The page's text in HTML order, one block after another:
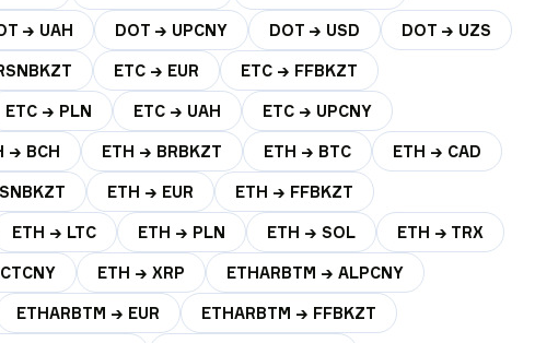
→ UAH DOT → UPCNY DOT → USD DOT → UZS
ETC → EUR ETC → FFBKZT
ETC → PLN ETC → UAH ETC → UPCNY
→ BCH ETH → BRBKZT ETH → BTC ETH → CAD
ETH → EUR ETH → FFBKZT
ETH → LTC ETH → PLN ETH → SOL ETH → TRX
ETH → XRP ETHARBTM → ALPCNY
ETHARBTM → EUR ETHARBTM → FFBKZT